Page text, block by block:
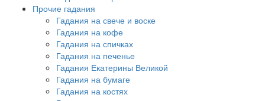
Прочие гадания
Гадания на свече и воске
Гадания на кофе
Гадания на спичках
Гадания на печенье
Гадания Екатерины Великой
Гадания на бумаге
Гадания на костях